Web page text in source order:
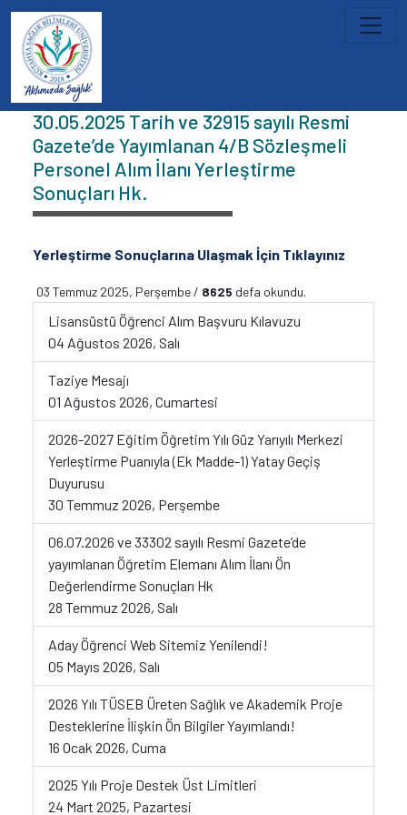
İçeriğe atla
Duyurular
30.05.2025 Tarih ve 32915 sayılı Resmi
Gazete’de Yayımlanan 4/B Sözleşmeli
Personel Alım İlanı Yerleştirme
Sonuçları Hk.
Yerleştirme Sonuçlarına Ulaşmak İçin Tıklayınız
03 Temmuz 2025, Perşembe / 8625 defa okundu.
Lisansüstü Öğrenci Alım Başvuru Kılavuzu
04 Ağustos 2026, Salı
Taziye Mesajı
01 Ağustos 2026, Cumartesi
2026-2027 Eğitim Öğretim Yılı Güz Yarıyılı Merkezi
Yerleştirme Puanıyla (Ek Madde-1) Yatay Geçiş
Duyurusu
30 Temmuz 2026, Perşembe
06.07.2026 ve 33302 sayılı Resmi Gazete’de
yayımlanan Öğretim Elemanı Alım İlanı Ön
Değerlendirme Sonuçları Hk
28 Temmuz 2026, Salı
Aday Öğrenci Web Sitemiz Yenilendi!
05 Mayıs 2026, Salı
2026 Yılı TÜSEB Üreten Sağlık ve Akademik Proje
Desteklerine İlişkin Ön Bilgiler Yayımlandı!
16 Ocak 2026, Cuma
2025 Yılı Proje Destek Üst Limitleri
24 Mart 2025, Pazartesi